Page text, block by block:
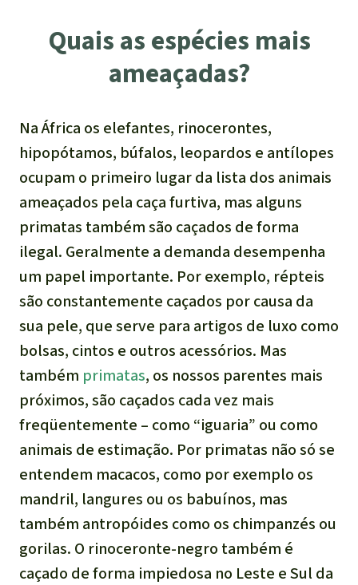
Quais as espécies mais
ameaçadas?
Na África os elefantes, rinocerontes,
hipopótamos, búfalos, leopardos e antílopes
ocupam o primeiro lugar da lista dos animais
ameaçados pela caça furtiva, mas alguns
primatas também são caçados de forma
ilegal. Geralmente a demanda desempenha
um papel importante. Por exemplo, répteis
são constantemente caçados por causa da
sua pele, que serve para artigos de luxo como
bolsas, cintos e outros acessórios. Mas
também primatas, os nossos parentes mais
próximos, são caçados cada vez mais
freqüentemente – como “iguaria” ou como
animais de estimação. Por primatas não só se
entendem macacos, como por exemplo os
mandril, langures ou os babuínos, mas
também antropóides como os chimpanzés ou
gorilas. O rinoceronte-negro também é
caçado de forma impiedosa no Leste e Sul da